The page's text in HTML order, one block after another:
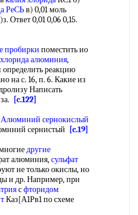
РеСЬв) 0,01 моль
Ответ 0,01 0,06 0,15.
пробирки поместить ио
алюминия,
определить реакцию
на с. 16, п. 6. Какие из
Написать
[c.122]
Алюминий сернокислый
сернистый
[c.19]
другие
алюминия,сульфат
не только окислы, но
и др. Например, при
сфторидом
Каз[А1Рв1 по схеме